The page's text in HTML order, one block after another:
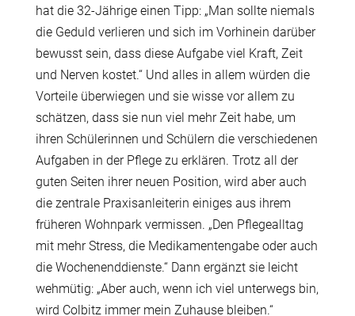
hat die 32-Jährige einen Tipp: „Man sollte niemals
die Geduld verlieren und sich im Vorhinein darüber
bewusst sein, dass diese Aufgabe viel Kraft, Zeit
und Nerven kostet.“ Und alles in allem würden die
Vorteile überwiegen und sie wisse vor allem zu
schätzen, dass sie nun viel mehr Zeit habe, um
ihren Schülerinnen und Schülern die verschiedenen
Aufgaben in der Pflege zu erklären. Trotz all der
guten Seiten ihrer neuen Position, wird aber auch
die zentrale Praxisanleiterin einiges aus ihrem
früheren Wohnpark vermissen. „Den Pflegealltag
mit mehr Stress, die Medikamentengabe oder auch
die Wochenenddienste.“ Dann ergänzt sie leicht
wehmütig: „Aber auch, wenn ich viel unterwegs bin,
wird Colbitz immer mein Zuhause bleiben.“